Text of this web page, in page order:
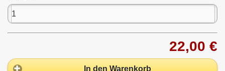
22,00 €
In den Warenkorb